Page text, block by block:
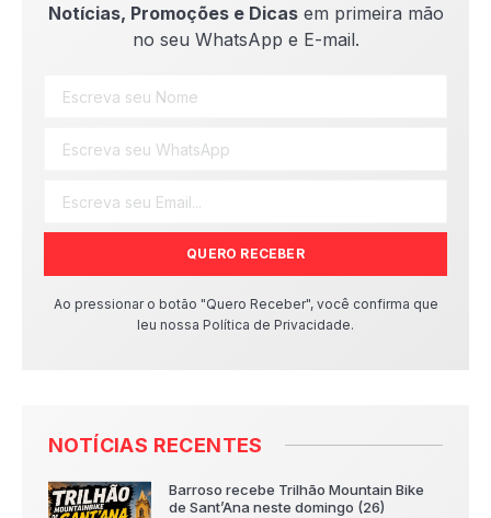
Notícias, Promoções e Dicasem primeira mão
no seu WhatsApp e E-mail.
QUERO RECEBER
Ao pressionar o botão "Quero Receber", você confirma que
leu nossa Política de Privacidade.
NOTÍCIAS RECENTES
Barroso recebe Trilhão Mountain Bike
de Sant’Ana neste domingo (26)